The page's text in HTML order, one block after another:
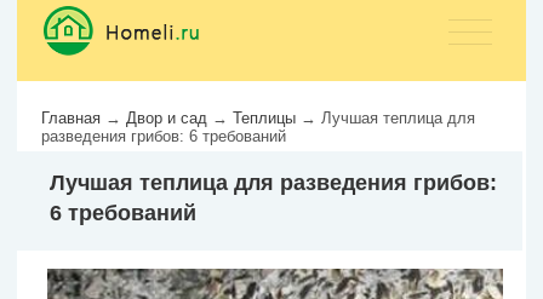
Главная → Двор и сад → Теплицы → Лучшая теплица для
разведения грибов: 6 требований
Лучшая теплица для разведения грибов:
6 требований